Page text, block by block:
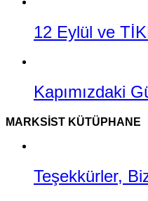
12 Eylül ve
Kapımızdaki
MARKSIST KÜTÜPHANE
Teşekkürler,